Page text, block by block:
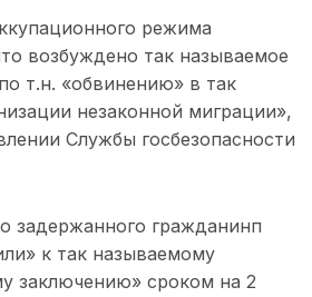
режима
возбуждено так называемое
т.н. «обвинению» в так
незаконной миграции»,
Службы госбезопасности
задержанного гражданинп
к так называемому
заключению» сроком на 2